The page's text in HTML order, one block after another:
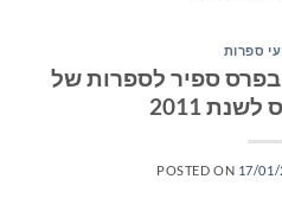
ספרות
בפרס ספיר לספרות של
2011
POSTED ON 17/01/